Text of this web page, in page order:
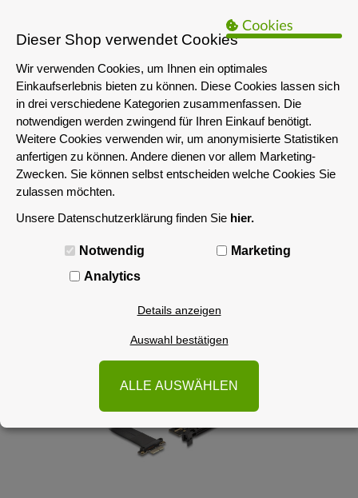
Das servershop-bayern.de Angebot richtet sich nur an
Unternehmen i.S.d. § 14 BGB sowie die öffentliche Hand. Ein Verkauf
an Privatpersonen ist nicht möglich.
MENÜ
Dieser Shop verwendet Cookies
Wir verwenden Cookies, um Ihnen ein optimales
Einkaufserlebnis bieten zu können. Diese Cookies lassen sich
in drei verschiedene Kategorien zusammenfassen. Die
notwendigen werden zwingend für Ihren Einkauf benötigt.
Weitere Cookies verwenden wir, um anonymisierte Statistiken
anfertigen zu können. Andere dienen vor allem Marketing-
Zwecken. Sie können selbst entscheiden welche Cookies Sie
zulassen möchten.
Unsere Datenschutzerklärung finden Sie hier.
Notwendig
Marketing
Analytics
Details anzeigen
Auswahl bestätigen
ALLE AUSWÄHLEN